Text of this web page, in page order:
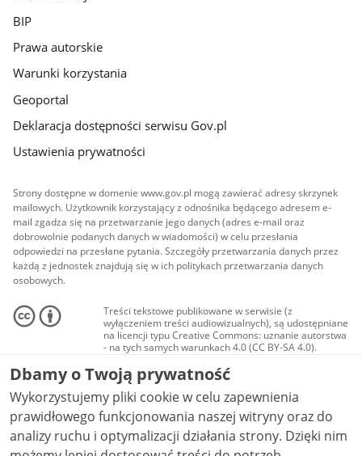
BIP
Prawa autorskie
Warunki korzystania
Geoportal
Deklaracja dostępności serwisu Gov.pl
Ustawienia prywatności
Strony dostępne w domenie www.gov.pl mogą zawierać adresy skrzynek
mailowych. Użytkownik korzystający z odnośnika będącego adresem e-
mail zgadza się na przetwarzanie jego danych (adres e-mail oraz
dobrowolnie podanych danych w wiadomości) w celu przesłania
odpowiedzi na przesłane pytania. Szczegóły przetwarzania danych przez
każdą z jednostek znajdują się w ich politykach przetwarzania danych
osobowych.
Treści tekstowe publikowane w serwisie (z
wyłączeniem treści audiowizualnych), są udostępniane
na licencji typu Creative Commons: uznanie autorstwa
- na tych samych warunkach 4.0 (CC BY-SA 4.0).
Materiały audiowizualne, w tym zdjęcia, materiały
audio i wideo, są udostępniane na licencji typu
Creative Commons: uznanie autorstwa użycie
niekomercyjne - bez utworów zależnych 4.0 (CC BY-
NC-ND 4.0), o ile nie jest to stwierdzone inaczej.
Dbamy o Twoją prywatność
Wykorzystujemy pliki cookie w celu zapewnienia
prawidłowego funkcjonowania naszej witryny oraz do
analizy ruchu i optymalizacji działania strony. Dzięki nim